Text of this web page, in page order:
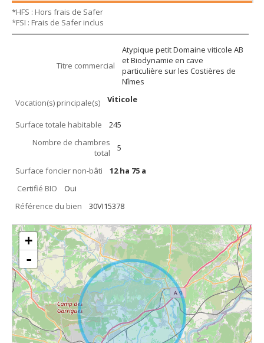
*HFS : Hors frais de Safer
*FSI : Frais de Safer inclus
Titre commercial
Atypique petit Domaine viticole AB
et Biodynamie en cave
particulière sur les Costières de
Nîmes
Vocation(s) principale(s)
Viticole
Surface totale habitable
245
Nombre de chambres
total
5
Surface foncier non-bâti
12 ha 75 a
Certifié BIO
Oui
Référence du bien
30VI15378
+
-